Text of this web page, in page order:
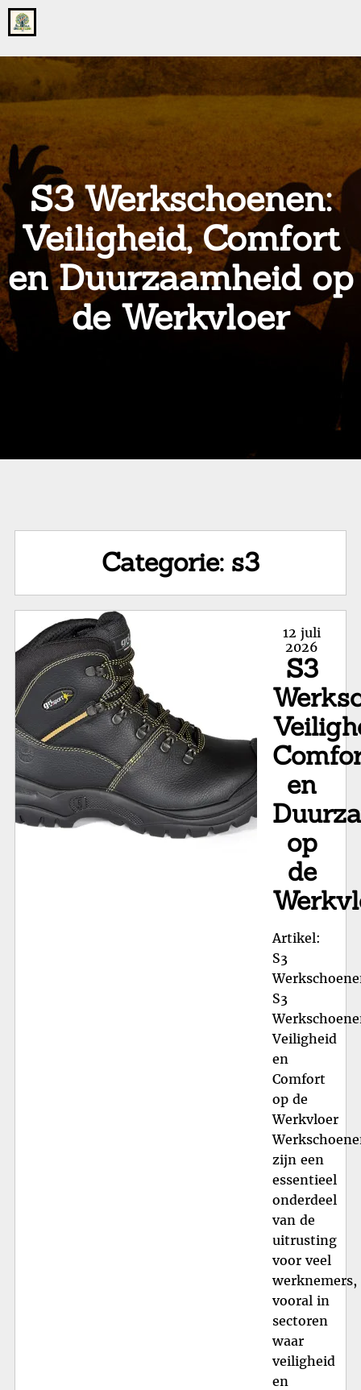
Go
to
home
onsgrotegezin.nl
S3 Werkschoenen:
Veiligheid, Comfort
en Duurzaamheid op
de Werkvloer
Categorie: s3
Posted
on
12 juli
2026
S3
en
op
de
Artikel:
S3
S3
Veiligheid
en
Comfort
op de
Werkvloer
zijn een
essentieel
onderdeel
van de
uitrusting
voor veel
werknemers,
vooral in
sectoren
waar
veiligheid
en